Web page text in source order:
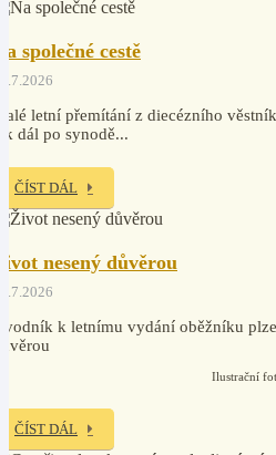
společné cestě
letní přemítání z diecézního
dál po synodě...
ČÍST DÁL
nesený důvěrou
k letnímu vydání oběžníku
Ilustrační
ČÍST DÁL